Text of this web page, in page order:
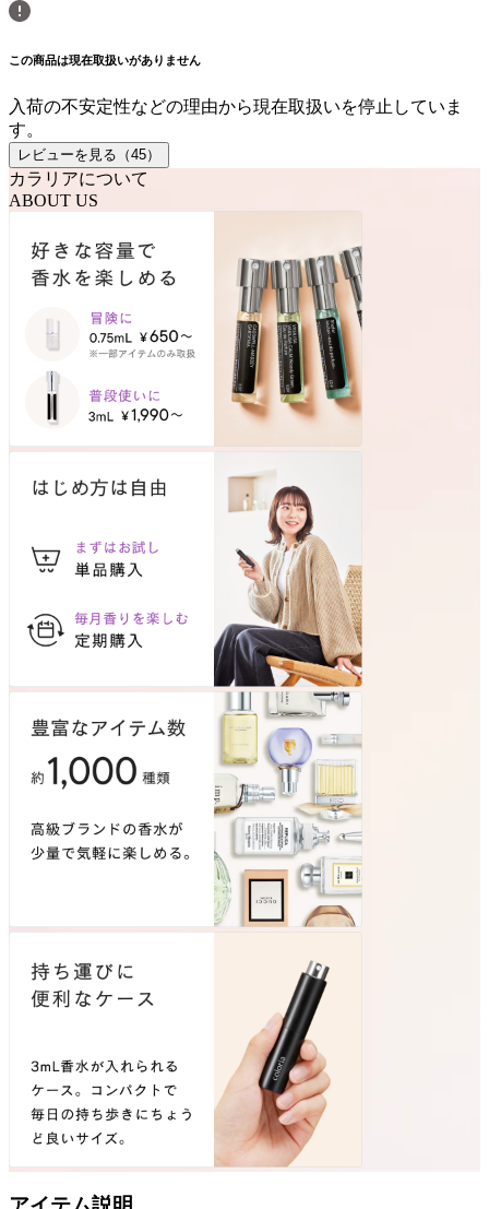
この商品は現在取扱いがありません
入荷の不安定性などの理由から現在取扱いを停止していま
す。
レビューを見る（45）
カラリアについて
ABOUT US